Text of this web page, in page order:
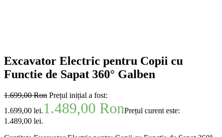
Excavator Electric pentru Copii cu
Functie de Sapat 360° Galben
1.699,00Ron Prețul inițial a fost:
1.699,00 lei.1.489,00 RonPrețul curent este:
1.489,00 lei.